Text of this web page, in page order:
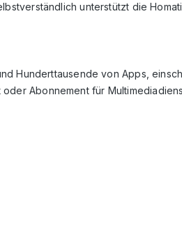
unterstützt die
Hunderttausende von Apps,
Abonnement für